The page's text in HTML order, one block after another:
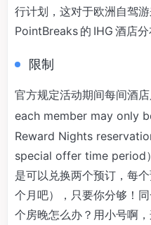
行计划，这对于欧洲自驾
PointBreaks 的 IHG 酒店分
限制
官方规定活动期间每间酒
each member may only
Reward Nights
special offer time period
是可以兑换两个预订，每
个月吧），只要你分够！
个房晚怎么办？用小号啊